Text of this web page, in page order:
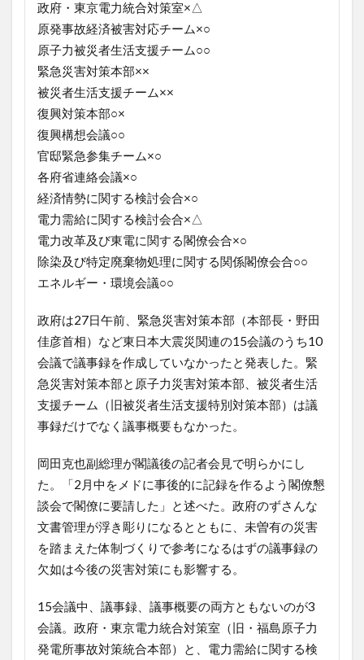
政府・東京電力統合対策室×△
原発事故経済被害対応チーム×○
原子力被災者生活支援チーム○○
緊急災害対策本部××
被災者生活支援チーム××
復興対策本部○×
復興構想会議○○
官邸緊急参集チーム×○
各府省連絡会議×○
経済情勢に関する検討会合×○
電力需給に関する検討会合×△
電力改革及び東電に関する閣僚会合×○
除染及び特定廃棄物処理に関する関係閣僚会合○○
エネルギー・環境会議○○
政府は27日午前、緊急災害対策本部（本部長・野田
佳彦首相）など東日本大震災関連の15会議のうち10
会議で議事録を作成していなかったと発表した。緊
急災害対策本部と原子力災害対策本部、被災者生活
支援チーム（旧被災者生活支援特別対策本部）は議
事録だけでなく議事概要もなかった。
岡田克也副総理が閣議後の記者会見で明らかにし
た。「2月中をメドに事後的に記録を作るよう閣僚懇
談会で閣僚に要請した」と述べた。政府のずさんな
文書管理が浮き彫りになるとともに、未曽有の災害
を踏まえた体制づくりで参考になるはずの議事録の
欠如は今後の災害対策にも影響する。
15会議中、議事録、議事概要の両方ともないのが3
会議。政府・東京電力統合対策室（旧・福島原子力
発電所事故対策統合本部）と、電力需給に関する検